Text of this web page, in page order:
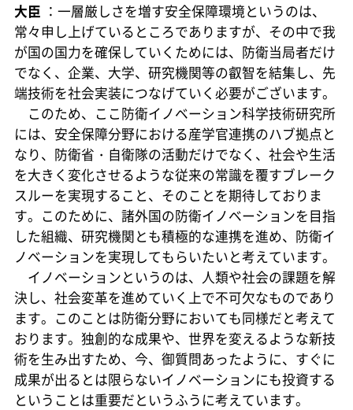
大臣 ：一層厳しさを増す安全保障環境というのは、
常々申し上げているところでありますが、その中で我
が国の国力を確保していくためには、防衛当局者だけ
でなく、企業、大学、研究機関等の叡智を結集し、先
端技術を社会実装につなげていく必要がございます。
このため、ここ防衛イノベーション科学技術研究所
には、安全保障分野における産学官連携のハブ拠点と
なり、防衛省・自衛隊の活動だけでなく、社会や生活
を大きく変化させるような従来の常識を覆すブレーク
スルーを実現すること、そのことを期待しておりま
す。このために、諸外国の防衛イノベーションを目指
した組織、研究機関とも積極的な連携を進め、防衛イ
ノベーションを実現してもらいたいと考えています。
イノベーションというのは、人類や社会の課題を解
決し、社会変革を進めていく上で不可欠なものであり
ます。このことは防衛分野においても同様だと考えて
おります。独創的な成果や、世界を変えるような新技
術を生み出すため、今、御質問あったように、すぐに
成果が出るとは限らないイノベーションにも投資する
ということは重要だというふうに考えています。